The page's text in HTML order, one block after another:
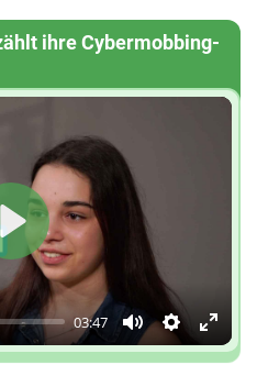
ihre Cybermobbing-
03:47
Mute
Enter
Play